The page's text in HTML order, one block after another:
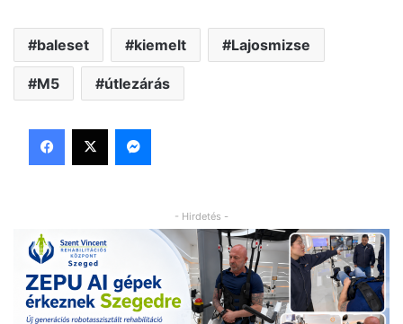
baleset kiemelt Lajosmizse
M5 útlezárás
Facebook
X Messenger
- Hirdetés -